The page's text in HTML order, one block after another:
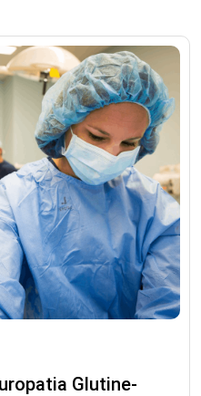
Glutine-